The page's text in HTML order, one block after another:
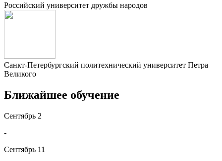
Российский университет дружбы народов
Санкт-Петербургский политехнический университет Петра
Великого
Ближайшее обучение
Сентябрь 2
-
Сентябрь 11